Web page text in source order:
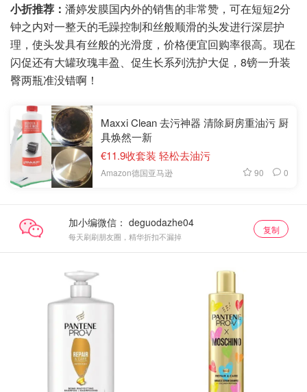
小折推荐： 潘婷发膜国内外的销售的非常赞，可在短短2分
钟之内对一整天的毛躁控制和丝般顺滑的头发进行深层护
理，使头发具有丝般的光滑度，价格便宜回购率很高。现在
闪促还有大罐玫瑰丰盈、促生长系列洗护大促，8镑一升装
臀两瓶准没错啊！
Maxxi Clean 去污神器 清除厨房重油污 厨
具焕然一新
€11.9收套装 轻松去油污
Amazon德国亚马逊 90 0
加小编微信：
每天刷刷朋友圈，精华折扣不漏掉
复制